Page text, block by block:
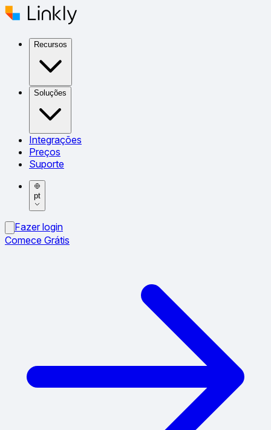
Recursos
Soluções
Integrações
Preços
Suporte
pt
Fazer login
Comece Grátis